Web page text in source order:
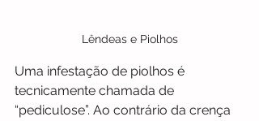
Lêndeas e Piolhos
Uma infestação de piolhos é
tecnicamente chamada de
“pediculose”. Ao contrário da crença